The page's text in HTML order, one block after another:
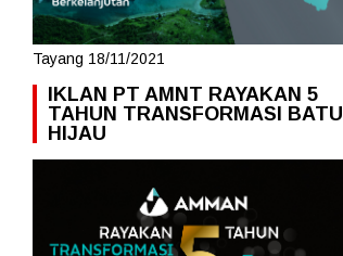
Tayang 18/11/2021
IKLAN PT AMNT RAYAKAN 5
TAHUN TRANSFORMASI BATU
HIJAU